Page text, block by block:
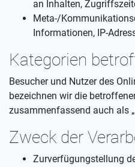
an Inhalten,
Meta-/
Informationen, IP-
Kategorien
Besucher und Nutzer des
bezeichnen wir die
zusammenfassend auch als
Zweck der
Zurverfügungstellung